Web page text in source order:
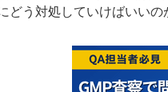
どう対処していけばいいの